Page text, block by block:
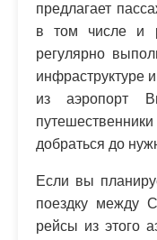
предлагает
в том числе и
регулярно
инфраструктуре
из аэропорт
добраться до
Если вы
поездку между
рейсы из этого